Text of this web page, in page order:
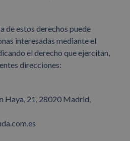
de estos derechos puede
interesadas mediante el
el derecho que ejercitan,
direcciones:
Haya, 21, 28020 Madrid,